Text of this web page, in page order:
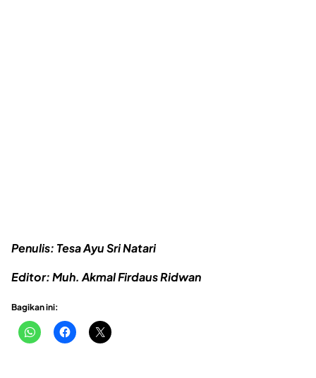
Penulis: Tesa Ayu Sri Natari
Editor: Muh. Akmal Firdaus Ridwan
Bagikan ini: